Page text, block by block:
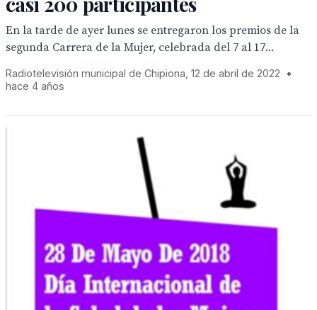
En la tarde de ayer lunes se entregaron los premios de la
segunda Carrera de la Mujer, celebrada del 7 al 17...
Radiotelevisión municipal de Chipiona, 12 de abril de 2022
•
hace 4 años